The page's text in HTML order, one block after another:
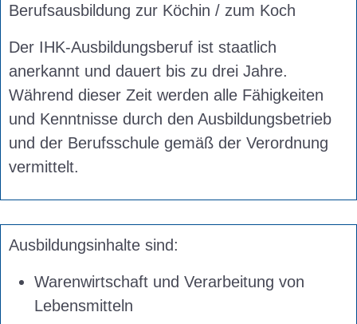
Berufsausbildung zur Köchin / zum Koch
Der IHK-Ausbildungsberuf ist staatlich
anerkannt und dauert bis zu drei Jahre.
Während dieser Zeit werden alle Fähigkeiten
und Kenntnisse durch den Ausbildungsbetrieb
und der Berufsschule gemäß der Verordnung
vermittelt.
Ausbildungsinhalte sind:
Warenwirtschaft und Verarbeitung von
Lebensmitteln